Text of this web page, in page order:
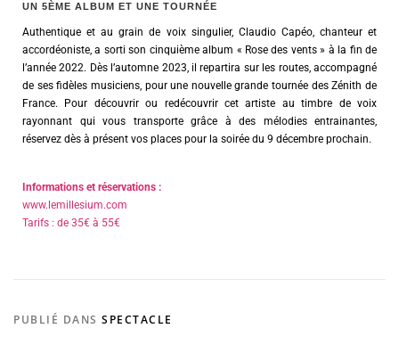
UN 5ÈME ALBUM ET UNE TOURNÉE
Authentique et au grain de voix singulier, Claudio Capéo, chanteur et
accordéoniste, a sorti son cinquième album « Rose des vents » à la fin de
l’année 2022. Dès l’automne 2023, il repartira sur les routes, accompagné
de ses fidèles musiciens, pour une nouvelle grande tournée des Zénith de
France. Pour découvrir ou redécouvrir cet artiste au timbre de voix
rayonnant qui vous transporte grâce à des mélodies entrainantes,
réservez dès à présent vos places pour la soirée du 9 décembre prochain.
Informations et réservations :
www.lemillesium.com
Tarifs : de 35€ à 55€
PUBLIÉ DANS SPECTACLE